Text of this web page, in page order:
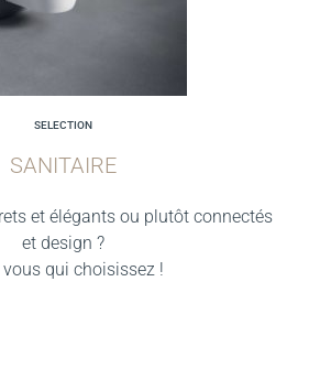
SELECTION
SANITAIRE
et élégants ou plutôt connectés
et design ?
vous qui choisissez !